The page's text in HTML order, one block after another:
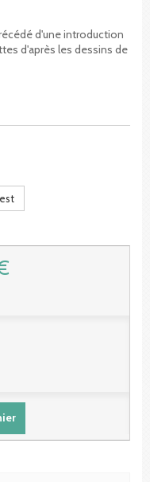
d'une introduction
d'après les dessins de